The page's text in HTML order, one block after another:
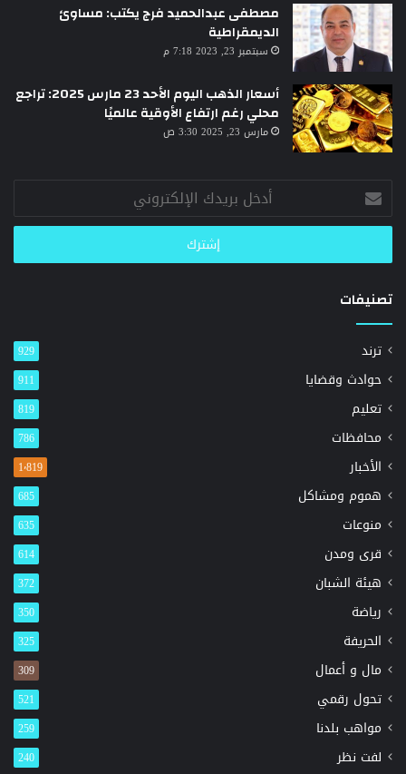
مصطفى عبدالحميد فرج يكتب: مساوئ
الديمقراطية
سبتمبر 23, 2023 7:18 م
أسعار الذهب اليوم الأحد 23 مارس 2025: تراجع
محلي رغم ارتفاع الأوقية عالميًا
مارس 23, 2025 3:30 ص
أدخل
بريدك
الإلكتروني
تصنيفات
ترند 929
حوادث وقضايا 911
تعليم 819
محافظات 786
الأخبار 1٬819
هموم ومشاكل 685
منوعات 635
قرى ومدن 614
هيئة الشبان 372
رياضة 350
الحريفة 325
مال و أعمال 309
تحول رقمي 521
مواهب بلدنا 259
لفت نظر 240